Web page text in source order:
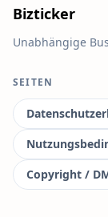
Bizticker
Unabhängige
SEITEN
Copyright /